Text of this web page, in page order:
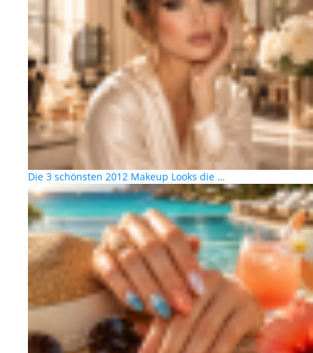
Die 3 schönsten 2012 Makeup Looks die …